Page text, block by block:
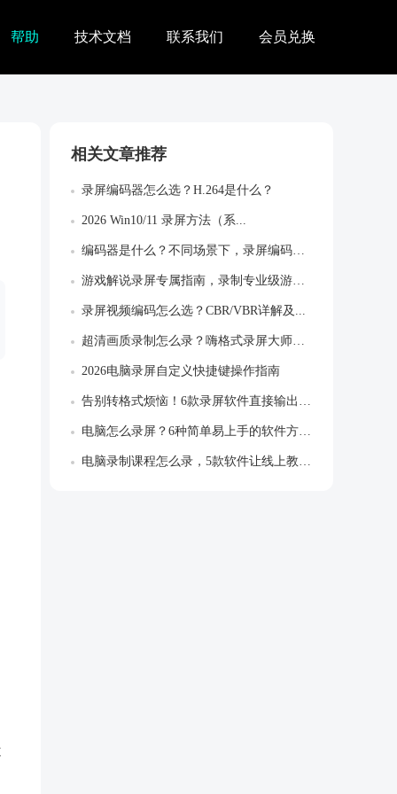
帮助 技术文档 联系我们 会员兑换
相关文章推荐
录屏编码器怎么选？H.264是什么？
2026 Win10/11 录屏方法（系...
编码器是什么？不同场景下，录屏编码器怎么...
游戏解说录屏专属指南，录制专业级游戏作品
录屏视频编码怎么选？CBR/VBR详解及...
超清画质录制怎么录？嗨格式录屏大师超清设...
2026电脑录屏自定义快捷键操作指南
告别转格式烦恼！6款录屏软件直接输出MP...
电脑怎么录屏？6种简单易上手的软件方法推...
电脑录制课程怎么录，5款软件让线上教学事...